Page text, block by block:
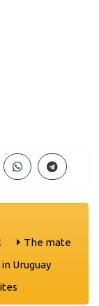
The mate
Uruguay